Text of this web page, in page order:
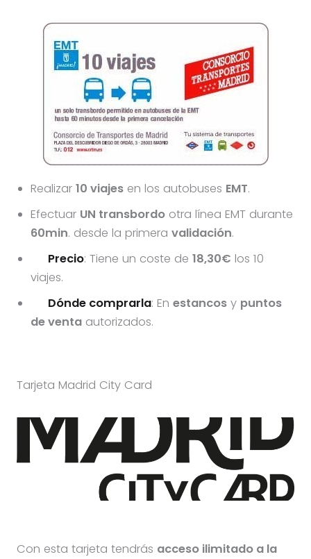
Realizar 10 viajesen los autobuses EMT.
Efectuar UN transbordootra línea EMT durante
60min. desde la primera validación.
Precio: Tiene un coste de18,30€ los 10
viajes.
Dónde comprarla: Enestancos y puntos
de ventaautorizados.
Tarjeta Madrid City Card
Con esta tarjeta tendrás acceso ilimitado a la